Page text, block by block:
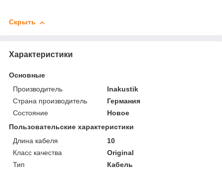
Скрыть
Характеристики
Основные
Производитель
Inakustik
Страна производитель
Германия
Состояние
Новое
Пользовательские характеристики
Длина кабеля
10
Класс качества
Original
Тип
Кабель